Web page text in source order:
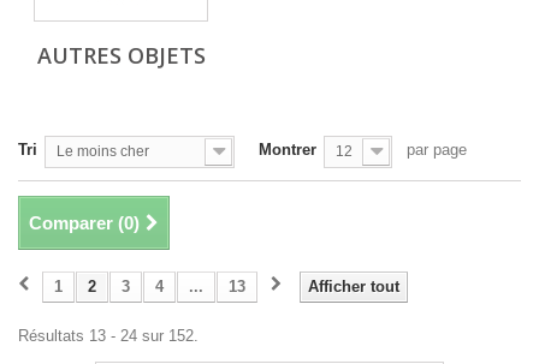
AUTRES OBJETS
Tri Le moins cher Montrer 12 par page
Comparer (0)
Afficher tout
1 2 3 4 ... 13
Résultats 13 - 24 sur 152.